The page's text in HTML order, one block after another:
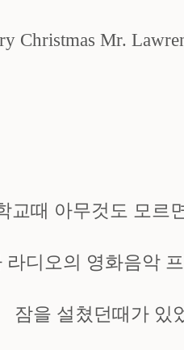
Christmas Mr.
교때 아무것도 모르
라디오의 영화음악
잠을 설쳤던때가 있